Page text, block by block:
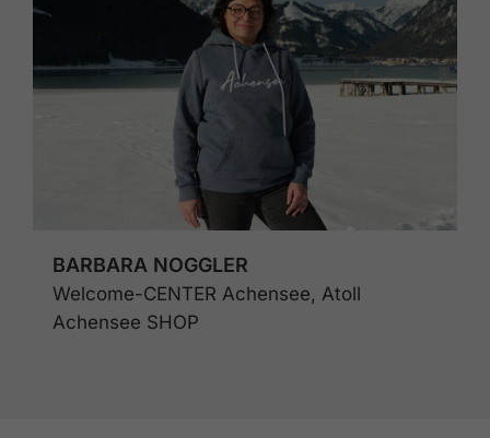
BARBARA NOGGLER
Welcome-CENTER Achensee, Atoll
Achensee SHOP